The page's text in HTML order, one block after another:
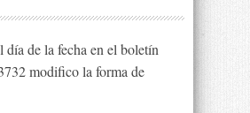
día de la fecha en el boletín
modifico la forma de